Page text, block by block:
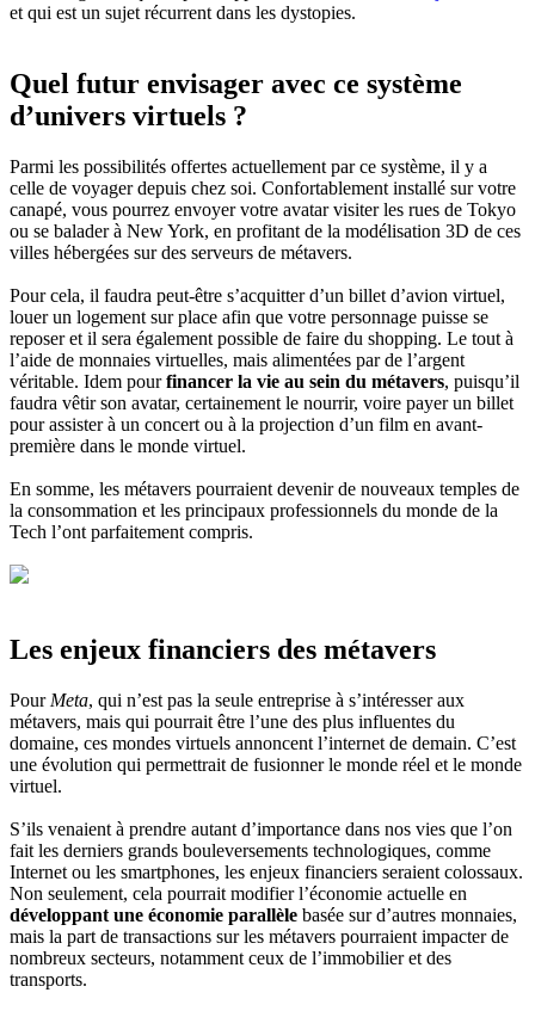
et qui est un sujet récurrent dans les dystopies.
Quel futur envisager avec ce système
d’univers virtuels ?
Parmi les possibilités offertes actuellement par ce système, il y a
celle de voyager depuis chez soi. Confortablement installé sur votre
canapé, vous pourrez envoyer votre avatar visiter les rues de Tokyo
ou se balader à New York, en profitant de la modélisation 3D de ces
villes hébergées sur des serveurs de métavers.
Pour cela, il faudra peut-être s’acquitter d’un billet d’avion virtuel,
louer un logement sur place afin que votre personnage puisse se
reposer et il sera également possible de faire du shopping. Le tout à
l’aide de monnaies virtuelles, mais alimentées par de l’argent
véritable. Idem pourfinancer la vie au sein du métavers, puisqu’il
faudra vêtir son avatar, certainement le nourrir, voire payer un billet
pour assister à un concert ou à la projection d’un film en avant-
première dans le monde virtuel.
En somme, les métavers pourraient devenir de nouveaux temples de
la consommation et les principaux professionnels du monde de la
Tech l’ont parfaitement compris.
Les enjeux financiers des métavers
Pour Meta, qui n’est pas la seule entreprise à s’intéresser aux
métavers, mais qui pourrait être l’une des plus influentes du
domaine, ces mondes virtuels annoncent l’internet de demain. C’est
une évolution qui permettrait de fusionner le monde réel et le monde
virtuel.
S’ils venaient à prendre autant d’importance dans nos vies que l’on
fait les derniers grands bouleversements technologiques, comme
Internet ou les smartphones, les enjeux financiers seraient colossaux.
Non seulement, cela pourrait modifier l’économie actuelle en
développant une économie parallèle basée sur d’autres monnaies,
mais la part de transactions sur les métavers pourraient impacter de
nombreux secteurs, notamment ceux de l’immobilier et des
transports.